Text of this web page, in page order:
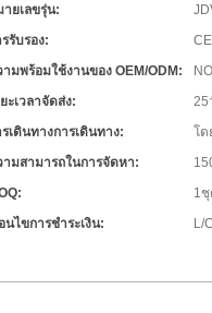
ยเลขรุ่น:
รับรอง:
ามพร้อมใช้งานของ OEM/ODM:
NO
ะเวลาจัดส่ง:
25
รเดินทางการเดินทาง:
โด
ามสามารถในการจัดหา:
1ชุ
นไขการชำระเงิน:
L/